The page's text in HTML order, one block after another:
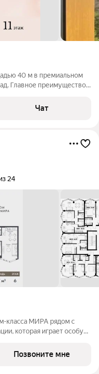
40 м в премиальном
Главное преимущество
воздуха и ощущения
Чат
24
класса МИРА рядом с
которая играет особую
в корпусе 3, на 6
Позвоните мне